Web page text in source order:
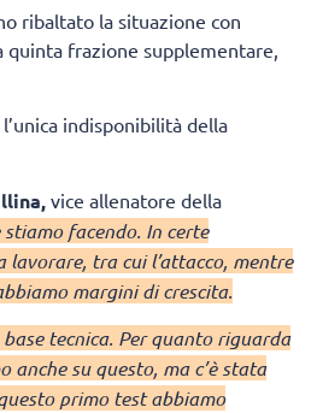
ribaltato la situazione con
quinta frazione supplementare,
indisponibilità della
vice allenatore della
facendo. In certe
tra cui l’attacco, mentre
margini di crescita.
tecnica. Per quanto riguarda
anche su questo, ma c’è stata
primo test abbiamo